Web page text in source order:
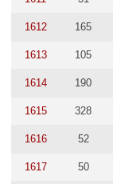
1612 165
1613 105
1614 190
1615 328
1616 52
1617 50